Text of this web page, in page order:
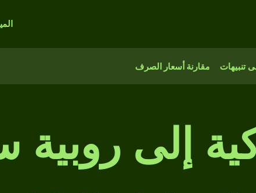
تنبيهات مقارنة أسعار الصرف
إلى روبية